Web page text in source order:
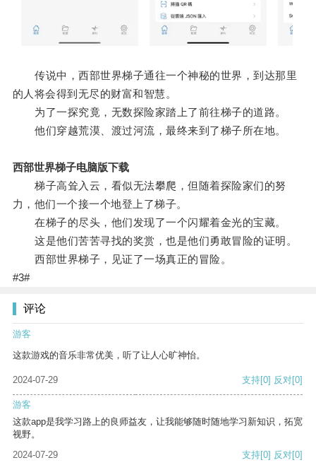
传说中，西部世界梯子通往一个神秘的世界，到达那里
的人将会得到无尽的财富和智慧。
为了一探究竟，无数探险家踏上了前往梯子的道路。
他们穿越荒漠、渡过河流，最终来到了梯子所在地。
西部世界梯子电脑版下载
梯子高耸入云，看似无法攀爬，但随着探险家们的努
力，他们一个接一个地登上了梯子。
在梯子的尽头，他们发现了一个闪耀着金光的宝藏。
这是他们苦苦寻找的奖赏，也是他们勇敢冒险的证明。
西部世界梯子，见证了一场真正的冒险。
#3#
评论
游客
这款游戏的音乐非常优美，听了让人心旷神怡。
2024-07-29 支持[0] 反对[0]
游客
这款app是我学习路上的良师益友，让我能够随时随地学习新知识，拓宽
视野。
2024-07-29
支持[0] 反对[0]